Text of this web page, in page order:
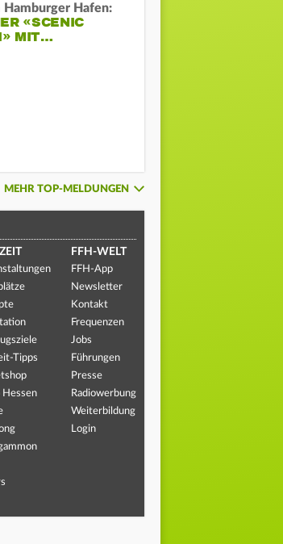
Hamburger Hafen:
«SCENIC
MIT…
MEHR TOP-MELDUNGEN
Tipps
Hessen
FFH-WELT
FFH-App
Newsletter
Kontakt
Frequenzen
Jobs
Führungen
Presse
Radiowerbung
Weiterbildung
Login